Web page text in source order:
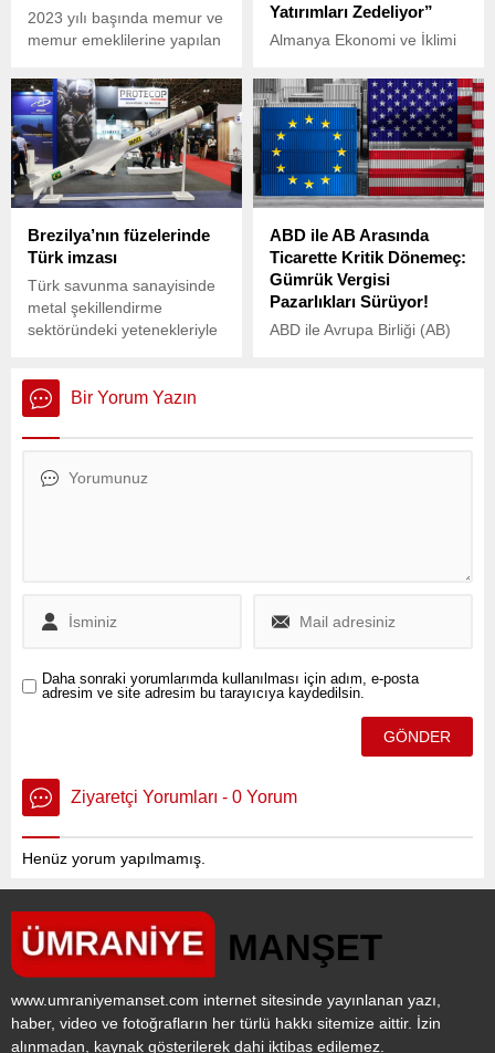
2023 yılı başında memur ve
memur emeklilerine yapılan
Ocak ayı enflasyonu ile
birlikte hızla eridi.
Milyonlarca memur ve
memur emeklisi, bu yılın ilk
6 ayında yüzde 6 oranında
bir toplu sözleşme zammı
Yatırımları Zedeliyor”
Almanya Ekonomi ve İklimi
yayımladığı son ekonomik
raporda, ABD’nin gümrük
tarifelerine yönelik belirsiz
politikasının küresel ticareti,
üretimi ve yatırımları
olumsuz etkilediği
Brezilya’nın füzelerinde
Türk imzası
Türk savunma sanayisinde
metal şekillendirme
sektöründeki yetenekleriyle
merkezli SIATT’ın uzun
menzilli füzesinin üretimine
katkı sağlayacak.
ABD ile AB Arasında
Ticarette Kritik Dönemeç:
Gümrük Vergisi
Pazarlıkları Sürüyor!
ABD ile Avrupa Birliği (AB)
yönünde tarafların giderek
Bir Yorum Yazın
Daha sonraki yorumlarımda kullanılması için adım, e-posta
adresim ve site adresim bu tarayıcıya kaydedilsin.
Ziyaretçi Yorumları - 0 Yorum
Henüz yorum yapılmamış.
www.umraniyemanset.com internet sitesinde yayınlanan yazı,
haber, video ve fotoğrafların her türlü hakkı sitemize aittir. İzin
alınmadan, kaynak gösterilerek dahi iktibas edilemez.